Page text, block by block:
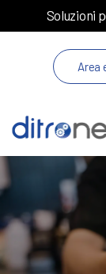
Soluzioni
Area